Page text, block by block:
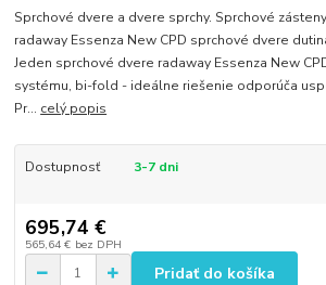
Sprchové dvere a dvere sprchy. Sprchové
radaway Essenza New CPD sprchové dvere
Jeden sprchové dvere radaway Essenza New
systému, bi-fold - ideálne riešenie odporúča
Pr... celý popis
Dostupnosť 3-7 dni
695,74 €
565,64 € bez DPH
Pridať do košíka